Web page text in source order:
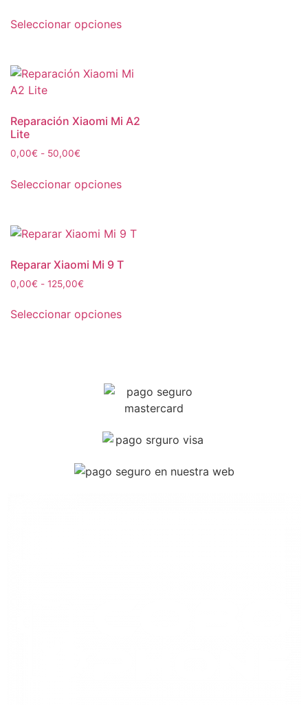
Seleccionar opciones
Reparación Xiaomi Mi A2
Lite
0,00€ - 50,00€
Seleccionar opciones
Reparar Xiaomi Mi 9 T
0,00€ - 125,00€
Seleccionar opciones